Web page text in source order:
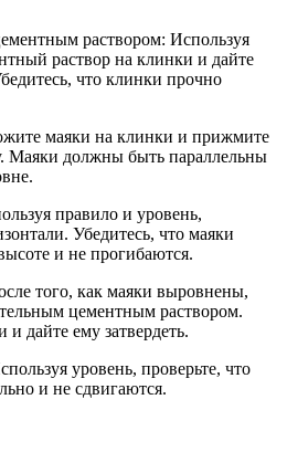
раствором: Используя
раствор на клинки и дайте
что клинки прочно
маяки на клинки и прижмите
Маяки должны быть параллельны
правило и уровень,
Убедитесь, что маяки
и не прогибаются.
того, как маяки выровнены,
цементным раствором.
и дайте ему затвердеть.
уровень, проверьте, что
и не сдвигаются.